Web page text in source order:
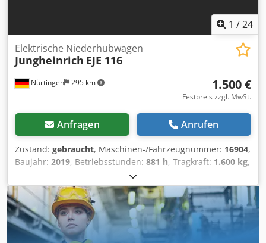
1 /24
Nürtingen 295 km
Elektrische Niederhubwagen
Jungheinrich EJE 116
1.500 €
Festpreis zzgl. MwSt.
Anfragen Anrufen
Zustand: gebraucht, Maschinen-/Fahrzeugnummer: 16904,
Baujahr: 2019, Betriebsstunden: 881 h, Tragkraft: 1.600 kg,
, Lastschwerpunkt:
Kraftstofftyp:elektrisch, Masttyp:Sonstige, Bauhöhe:
1.300 mm, Batteriespannung:24 V, Gabellänge:1.150 mm,
Gesamtgewicht:305 kg, 5087127 Crodpoynu Iqofx Alysf
Seriennummer: 98253791 Batteriedaten: 24 V, 2 PzB, 150
Ah (2019)